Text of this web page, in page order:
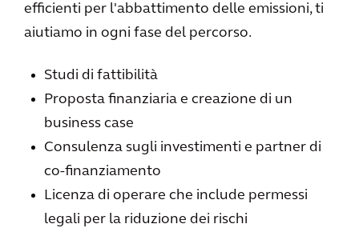
efficienti per l'abbattimento delle emissioni, ti
aiutiamo in ogni fase del percorso.
Studi di fattibilità
Proposta finanziaria e creazione di un
business case
Consulenza sugli investimenti e partner di
co-finanziamento
Licenza di operare che include permessi
legali per la riduzione dei rischi